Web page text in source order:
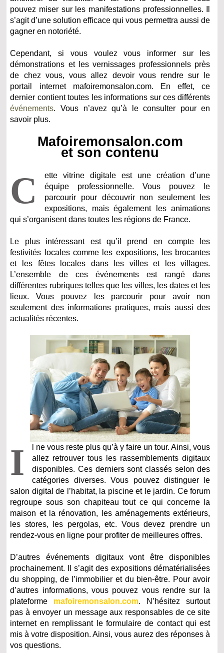
pouvez miser sur les manifestations professionnelles. Il
s’agit d’une solution efficace qui vous permettra aussi de
gagner en notoriété.
Cependant, si vous voulez vous informer sur les
démonstrations et les vernissages professionnels près
de chez vous, vous allez devoir vous rendre sur le
portail internet mafoiremonsalon.com. En effet, ce
dernier contient toutes les informations sur ces différents
événements. Vous n’avez qu’à le consulter pour en
savoir plus.
Mafoiremonsalon.com
et son contenu
C
ette vitrine digitale est une création d’une
équipe professionnelle. Vous pouvez le
parcourir pour découvrir non seulement les
expositions, mais également les animations
qui s’organisent dans toutes les régions de France.
Le plus intéressant est qu’il prend en compte les
festivités locales comme les expositions, les brocantes
et les fêtes locales dans les villes et les villages.
L’ensemble de ces événements est rangé dans
différentes rubriques telles que les villes, les dates et les
lieux. Vous pouvez les parcourir pour avoir non
seulement des informations pratiques, mais aussi des
actualités récentes.
I
l ne vous reste plus qu’à y faire un tour. Ainsi, vous
allez retrouver tous les rassemblements digitaux
disponibles. Ces derniers sont classés selon des
catégories diverses. Vous pouvez distinguer le
salon digital de l’habitat, la piscine et le jardin. Ce forum
regroupe sous son chapiteau tout ce qui concerne la
maison et la rénovation, les aménagements extérieurs,
les stores, les pergolas, etc. Vous devez prendre un
rendez-vous en ligne pour profiter de meilleures offres.
D’autres événements digitaux vont être disponibles
prochainement. Il s’agit des expositions dématérialisées
du shopping, de l’immobilier et du bien-être. Pour avoir
d’autres informations, vous pouvez vous rendre sur la
plateforme mafoiremonsalon.com. N’hésitez surtout
pas à envoyer un message aux responsables de ce site
internet en remplissant le formulaire de contact qui est
mis à votre disposition. Ainsi, vous aurez des réponses à
vos questions.